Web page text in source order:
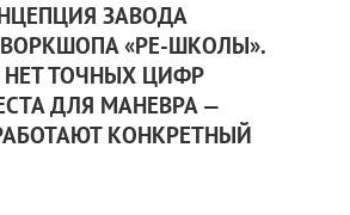
ЗАВОДА
«РЕ-ШКОЛЫ».
НЕТ ТОЧНЫХ ЦИФР
ДЛЯ МАНЕВРА —
КОНКРЕТНЫЙ